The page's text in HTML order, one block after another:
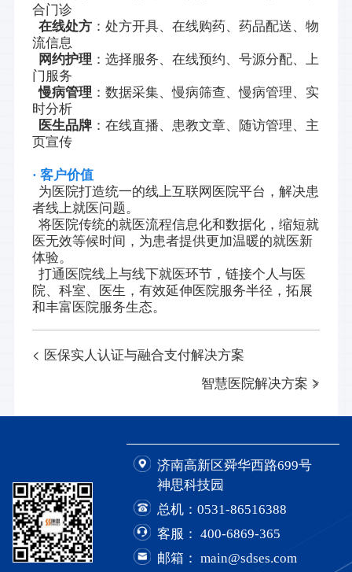
合门诊
在线处方：处方开具、在线购药、药品配送、物
流信息
网约护理 ：选择服务、在线预约、号源分配、上
门服务
慢病管理 ：数据采集、慢病筛查、慢病管理、实
时分析
医生品牌：在线直播、患教文章、随访管理、主
页宣传
· 客户价值
为医院打造统一的线上互联网医院平台，解决患
者线上就医问题。
将医院传统的就医流程信息化和数据化，缩短就
医无效等候时间，为患者提供更加温暖的就医新
体验。
打通医院线上与线下就医环节，链接个人与医
院、科室、医生，有效延伸医院服务半径，拓展
和丰富医院服务生态。
< 医保实人认证与融合支付解决方案
智慧医院解决方案 >
济南高新区舜华西路699号
神思科技园
总机： 0531-86516388
客服： 400-6869-365
邮箱： main@sdses.com